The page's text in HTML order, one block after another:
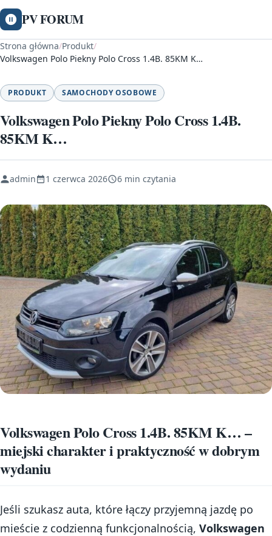
PV FORUM
Strona główna/Produkt/
Volkswagen Polo Piekny Polo Cross 1.4B. 85KM K…
PRODUKT SAMOCHODY OSOBOWE
Volkswagen Polo Piekny Polo Cross 1.4B.
85KM K…
admin 1 czerwca 2026 6 min czytania
Volkswagen Polo Cross 1.4B. 85KM K… –
miejski charakter i praktyczność w dobrym
wydaniu
Jeśli szukasz auta, które łączy przyjemną jazdę po
mieście z codzienną funkcjonalnością, Volkswagen